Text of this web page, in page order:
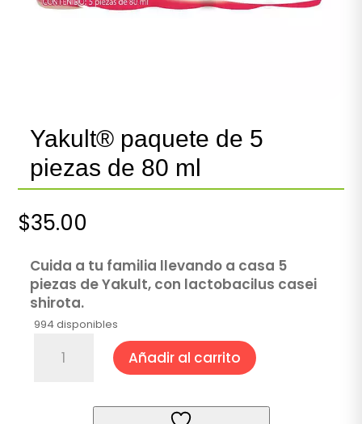
Yakult® paquete de 5
piezas de 80 ml
$35.00
Cuida a tu familia llevando a casa 5
piezas de Yakult, con lactobacilus casei
shirota.
994 disponibles
paquete
Añadir al carrito